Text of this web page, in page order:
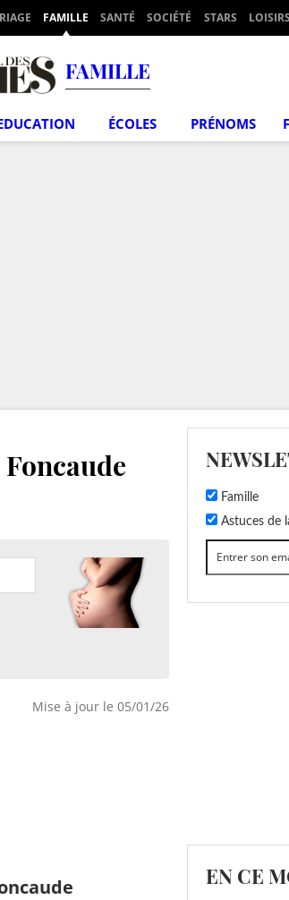
FAMILLE SANTÉ SOCIÉTÉ STARS LOISIRS
FAMILLE
ÉCOLES PRÉNOMS
Mise à jour le 05/01/26
Famille
Astuces de
EN CE